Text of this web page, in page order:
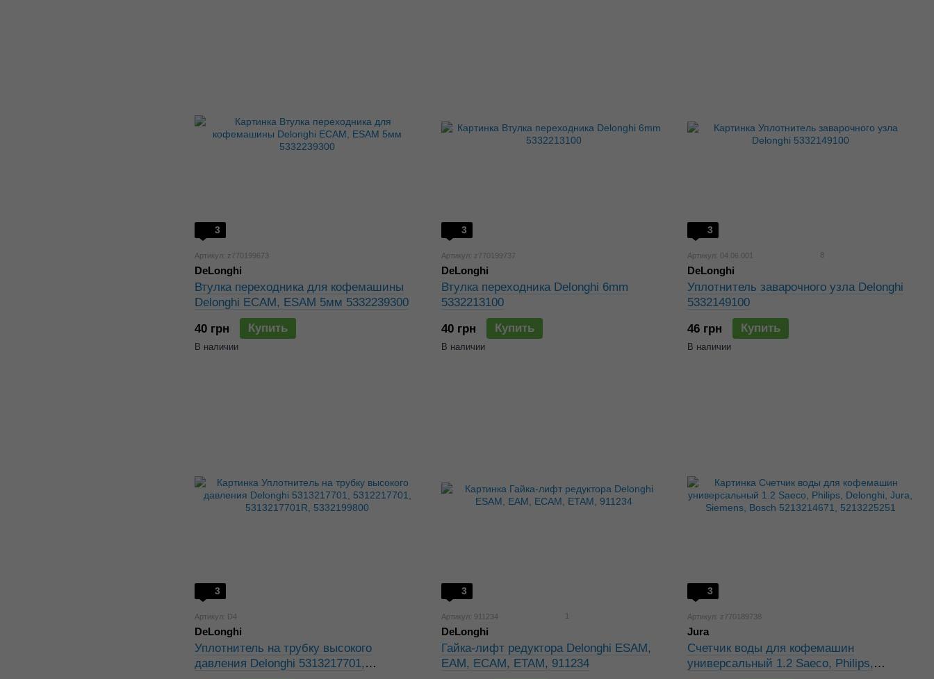
3
Артикул: z770199673
DeLonghi
Втулка переходника для кофемашины
Delonghi ECAM, ESAM 5мм 5332239300
40 грн
Купить
В наличии
3
Артикул: z770199737
DeLonghi
Втулка переходника Delonghi 6mm
5332213100
40 грн
Купить
В наличии
3
Артикул: 04.06.001 8
DeLonghi
Уплотнитель заварочного узла Delonghi
5332149100
46 грн
Купить
В наличии
3
Артикул: D4
DeLonghi
Уплотнитель на трубку высокого
давления Delonghi 5313217701,
3
Артикул: 911234 1
DeLonghi
Гайка-лифт редуктора Delonghi ESAM,
EAM, ECAM, ETAM, 911234
3
Артикул: z770189738
Jura
Счетчик воды для кофемашин
универсальный 1.2 Saeco, Philips,